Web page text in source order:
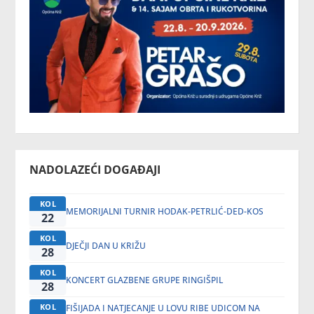
NADOLAZEĆI DOGAĐAJI
KOL
22 MEMORIJALNI TURNIR HODAK-PETRLIĆ-DED-KOS
KOL
28 DJEČJI DAN U KRIŽU
KOL
28 KONCERT GLAZBENE GRUPE RINGIŠPIL
KOL FIŠIJADA I NATJECANJE U LOVU RIBE UDICOM NA